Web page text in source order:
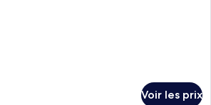
Voir les prix